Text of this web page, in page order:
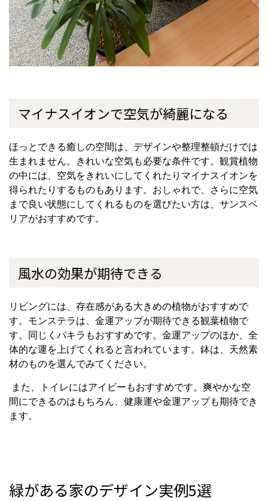
マイナスイオンで空気が綺麗になる
ほっとできる癒しの空間は、デザインや整理整頓だけでは
生まれません。きれいな空気も必要な条件です。観賞植物
の中には、空気をきれいにしてくれたりマイナスイオンを
得られたりするものもあります。おしゃれで、さらに空気
まで良い状態にしてくれるものを選びたい方は、サンスベ
リアがおすすめです。
風水の効果が期待できる
リビングには、存在感がある大きめの植物がおすすめで
す。モンステラは、金運アップが期待できる観葉植物で
す。同じくパキラもおすすめです。金運アップのほか、全
体的な運を上げてくれると言われています。鉢は、天然素
材のものを選んでみてください。
また、トイレにはアイビーもおすすめです。爽やかな空
間にできるのはもちろん、健康運や金運アップも期待でき
ます。
緑がある家のデザイン実例5選